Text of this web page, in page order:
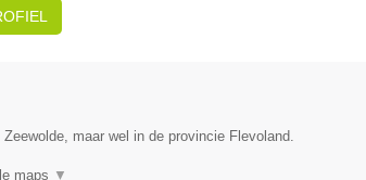
maar wel in de provincie Flevoland.
maps ▼